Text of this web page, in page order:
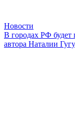
Новости
В городах РФ будет
автора Наталии